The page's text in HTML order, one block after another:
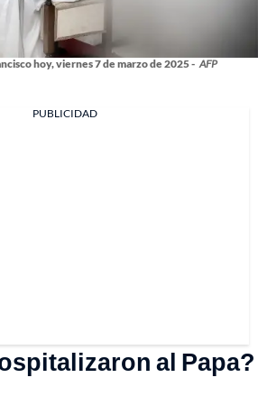
hoy, viernes 7 de marzo de 2025 - AFP
PUBLICIDAD
al Papa?